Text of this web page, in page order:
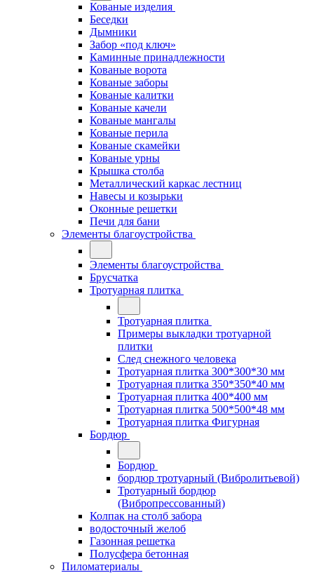
Кованые изделия
Беседки
Дымники
Забор «под ключ»
Каминные принадлежности
Кованые ворота
Кованые заборы
Кованые калитки
Кованые качели
Кованые мангалы
Кованые перила
Кованые скамейки
Кованые урны
Крышка столба
Металлический каркас лестниц
Навесы и козырьки
Оконные решетки
Печи для бани
Элементы благоустройства
Элементы благоустройства
Брусчатка
Тротуарная плитка
Тротуарная плитка
Примеры выкладки тротуарной
плитки
След снежного человека
Тротуарная плитка 300*300*30 мм
Тротуарная плитка 350*350*40 мм
Тротуарная плитка 400*400 мм
Тротуарная плитка 500*500*48 мм
Тротуарная плитка Фигурная
Бордюр
Бордюр
бордюр тротуарный (Вибролитьевой)
Тротуарный бордюр
(Вибропрессованный)
Колпак на столб забора
водосточный желоб
Газонная решетка
Полусфера бетонная
Пиломатериалы